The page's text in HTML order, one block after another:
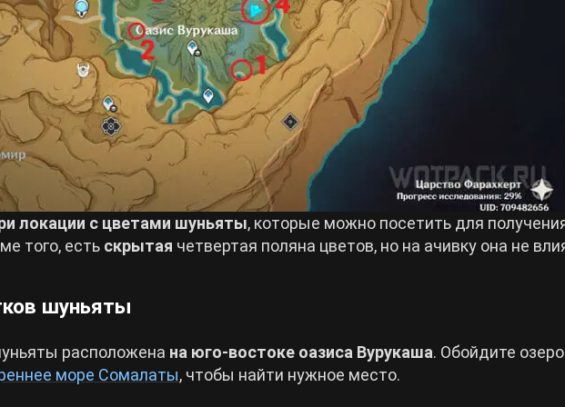
локации с цветами шуньяты, которые можно посетить для
того, есть скрытая четвертая поляна цветов, но на ачивку она не
шуньяты
расположена на юго-востоке оазиса Вурукаша. Обойдите
море Сомалаты, чтобы найти нужное место.